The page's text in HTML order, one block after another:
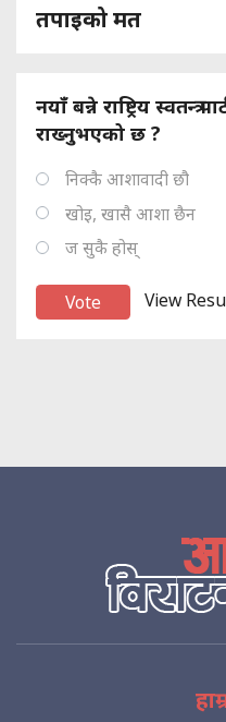
तपाइको मत
नयाँ बन्ने राष्ट्रिय
राख्नुभएको छ ?
निक्कै आशावादी छौ
खोइ, खासै आशा छैन
ज सुकै होस्
View